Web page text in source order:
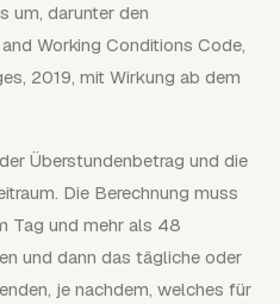
um, darunter den
Working Conditions Code,
2019, mit Wirkung ab dem
Überstundenbetrag und die
Die Berechnung muss
Tag und mehr als 48
und dann das tägliche oder
je nachdem, welches für